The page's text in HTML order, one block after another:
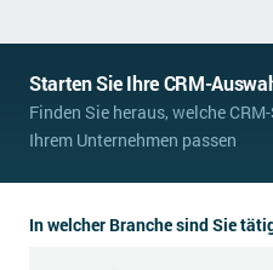
Starten Sie Ihre CRM-
Finden Sie heraus, welche
Ihrem Unternehmen passen
In welcher Branche sind Sie